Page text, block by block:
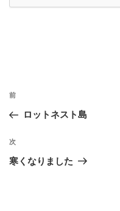
投
ナ
ビ
ゲ
前
の
稿
前
ロットネスト島
次
の
次
寒くなりました